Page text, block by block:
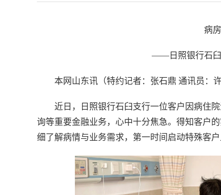
病
——日照银行石臼
本网山东讯（特约记者：张石鼎 通讯员：许
近日，日照银行石臼支行一位客户因病住
询等重要金融业务，心中十分焦急。得知客户
细了解病情与业务需求，第一时间启动特殊客户